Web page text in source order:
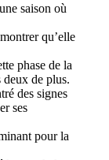
saison où
qu’elle
phase de la
de plus.
des signes
ses
pour la